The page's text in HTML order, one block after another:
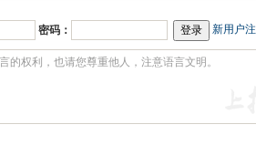
密码： 新用户